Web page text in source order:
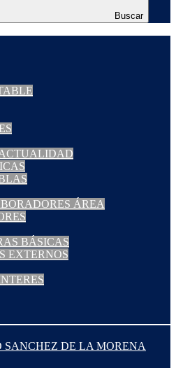
Buscar
ÁREA
BÁSICAS
EXTERNOS